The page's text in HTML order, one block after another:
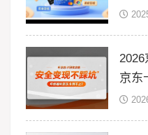
京东